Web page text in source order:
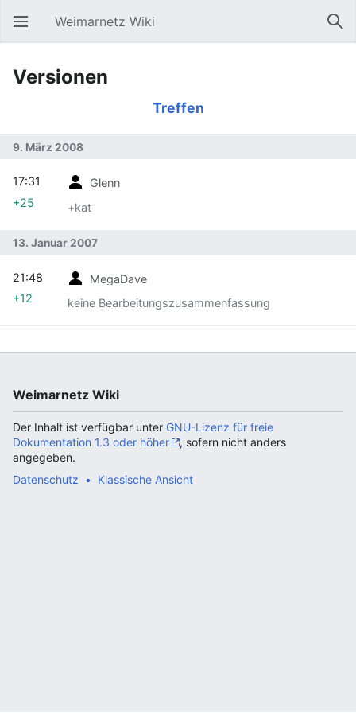
Hauptmenü öffnen Weimarnetz Wiki
Versionen
Treffen
9. März 2008
Glenn
+kat
17:31
+25
13. Januar 2007
MegaDave
keine Bearbeitungszusammenfassung
21:48
+12
Weimarnetz Wiki
Der Inhalt ist verfügbar unter GNU-Lizenz für freie
Dokumentation 1.3 oder höher
, sofern nicht anders
angegeben.
Datenschutz
Klassische Ansicht